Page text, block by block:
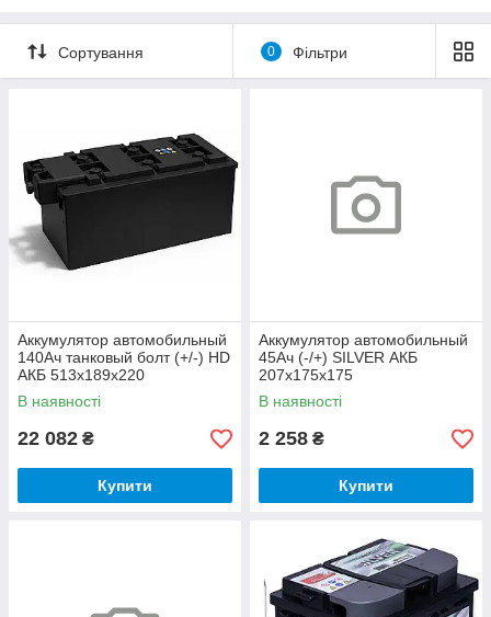
стабільними пусковими характеристиками.
Сортування 0 Фільтри
Аккумулятор автомобильный
140Ач танковый болт (+/-) HD
АКБ 513x189x220
В наявності
22 082 ₴
Купити
Аккумулятор автомобильный
45Ач (-/+) SILVER АКБ
207x175x175
В наявності
2 258 ₴
Купити